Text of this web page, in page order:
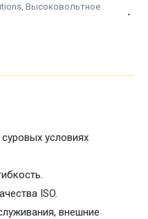
Высоковольтное
условиях
ISO.
внешние